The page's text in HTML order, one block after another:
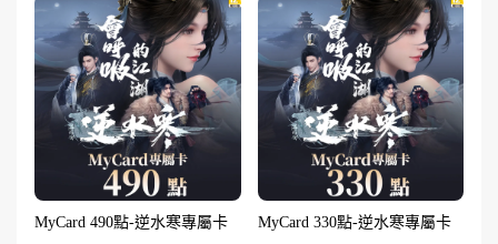
MyCard 490點-逆水寒專屬卡 MyCard 330點-逆水寒專屬卡